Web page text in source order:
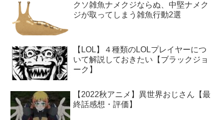
クソ雑魚ナメクジならぬ、中堅ナメク
ジが取ってしまう雑魚行動2選
【LOL】４種類のLOLプレイヤーにつ
いて解説しておきたい【ブラックジョ
ーク】
【2022秋アニメ】異世界おじさん【最
終話感想・評価】